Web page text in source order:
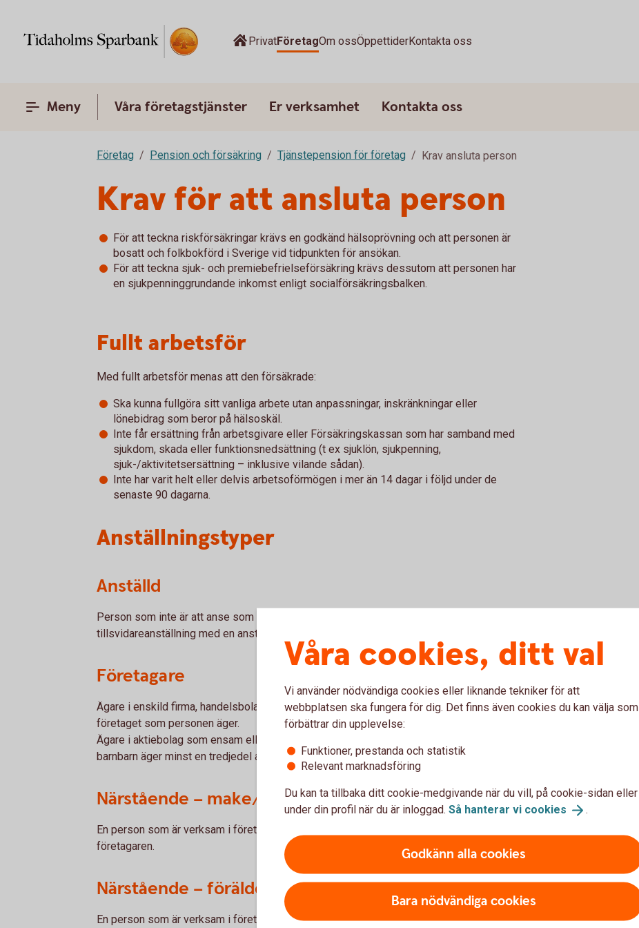
PrivatFöretagOm ossÖppettiderKontakta oss
Meny Våra företagstjänster Er verksamhet Kontakta oss
Företag Pension och försäkring Tjänstepension för företag Krav ansluta person
Krav för att ansluta person
För att teckna riskförsäkringar krävs en godkänd hälsoprövning och att personen är
bosatt och folkbokförd i Sverige vid tidpunkten för ansökan.
För att teckna sjuk- och premiebefrielseförsäkring krävs dessutom att personen har
en sjukpenninggrundande inkomst enligt socialförsäkringsbalken.
Fullt arbetsför
Med fullt arbetsför menas att den försäkrade:
Ska kunna fullgöra sitt vanliga arbete utan anpassningar, inskränkningar eller
lönebidrag som beror på hälsoskäl.
Inte får ersättning från arbetsgivare eller Försäkringskassan som har samband med
sjukdom, skada eller funktionsnedsättning (t ex sjuklön, sjukpenning,
sjuk-/aktivitetsersättning – inklusive vilande sådan).
Inte har varit helt eller delvis arbetsoförmögen i mer än 14 dagar i följd under de
senaste 90 dagarna.
Anställningstyper
Anställd
Person som inte är att anse som företagare eller närstående. Personen ska ha en
tillsvidareanställning med en anställningstid om minst 8 timmar per arbetsvecka.
Företagare
Ägare i enskild firma, handelsbolag och kommanditbolag oavsett hur stor del av
företaget som personen äger.
Ägare i aktiebolag som ensam eller tillsammans med make, sambo, förälder, barn, eller
barnbarn äger minst en tredjedel av aktierna i bolaget.
Närstående – make/sambo/reg partner
En person som är verksam i företaget och är make, sambo eller registrerad partner med
företagaren.
Närstående – förälder/barn
En person som är verksam i företaget och är barn, barnbarn eller förälder till företagaren.
Våra cookies, ditt val
Vi använder nödvändiga cookies eller liknande tekniker för att
webbplatsen ska fungera för dig. Det finns även cookies du kan välja som
förbättrar din upplevelse:
Funktioner, prestanda och statistik
Relevant marknadsföring
Du kan ta tillbaka ditt cookie-medgivande när du vill, på cookie-sidan eller
under din profil när du är inloggad. Så hanterar vi cookies .
Godkänn alla cookies
Bara nödvändiga cookies